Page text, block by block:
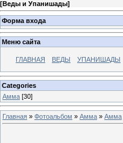
[Веды и Упанишады]
Форма входа
Меню сайта
ГЛАВНАЯ ВЕДЫ УПАНИШАДЫ
Categories
Амма [30]
Главная » Фотоальбом » Амма » Амма